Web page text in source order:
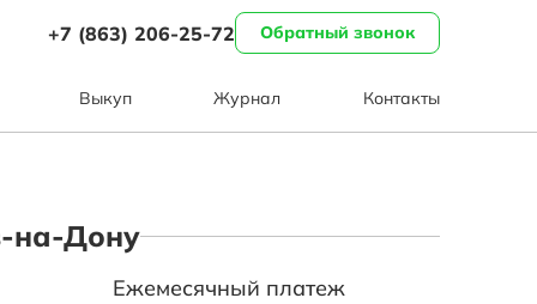
+7 (863) 206-25-72 Обратный звонок
Выкуп Журнал Контакты
на-Дону
Ежемесячный платеж